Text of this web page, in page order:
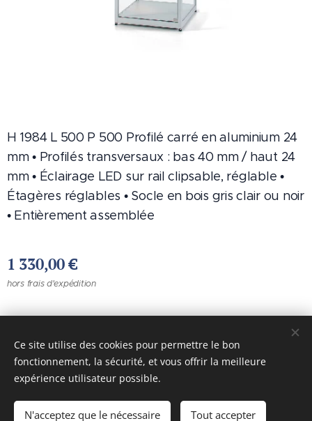
H 1984 L 500 P 500 Profilé carré en aluminium 24
mm • Profilés transversaux : bas 40 mm / haut 24
mm • Éclairage LED sur rail clipsable, réglable •
Étagères réglables • Socle en bois gris clair ou noir
• Entièrement assemblée
1 330,00€
hors frais d'expédition
Ajouter au panier
Cookies
Ce site utilise des cookies pour permettre le bon
fonctionnement, la sécurité, et vous offrir la meilleure
expérience utilisateur possible.
N'acceptez que le nécessaire Tout accepter